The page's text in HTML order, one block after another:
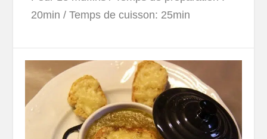
20min / Temps de cuisson: 25min